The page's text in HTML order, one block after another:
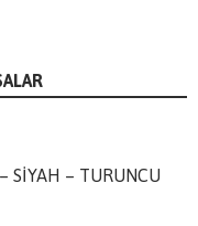
SİYAH – TURUNCU